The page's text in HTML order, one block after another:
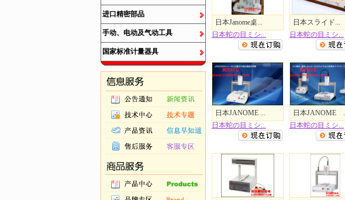
进口精密部品
手动、电动及气动工具
国家标准计量器具
日本Janome桌...
日本蛇の目ミシ...
日本スライド...
日本蛇の目ミシ...
日本JANOME ...
日本蛇の目ミシ...
日本JANOME
日本蛇の目ミシ...